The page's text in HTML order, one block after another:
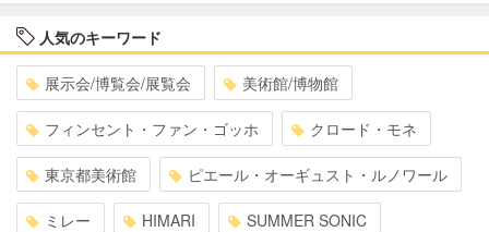
人気のキーワード
展示会/博覧会/展覧会 美術館/博物館
フィンセント・ファン・ゴッホ クロード・モネ
東京都美術館 ピエール・オーギュスト・ルノワール
ミレー HIMARI SUMMER SONIC